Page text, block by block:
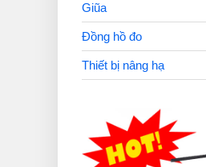
Giũa
Đồng hồ đo
Thiết bị nâng hạ